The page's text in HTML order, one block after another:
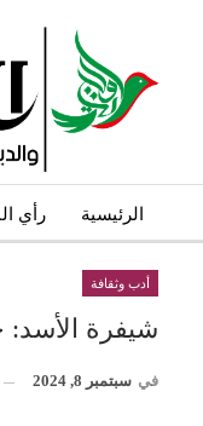
الرئيسية رأي
أدب وثقافة
شيفرة
في سبتمبر 8, 2024